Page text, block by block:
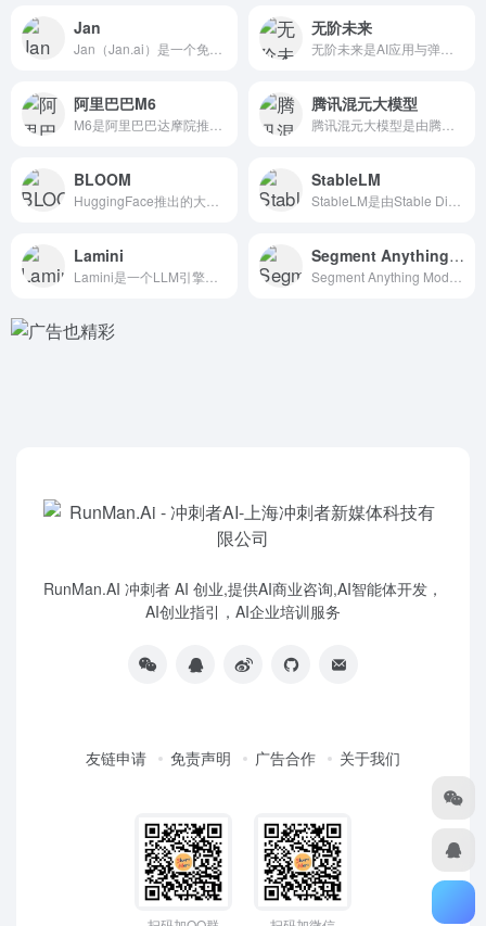
Jan 无阶未来
阿里巴巴M6 腾讯混元大模型
BLOOM StableLM
Lamini Segment Anything（SAM）
RunMan.AI 冲刺者 AI 创业,提供AI商业咨询,AI智能体开发，
AI创业指引，AI企业培训服务
友链申请 免责声明 广告合作 关于我们